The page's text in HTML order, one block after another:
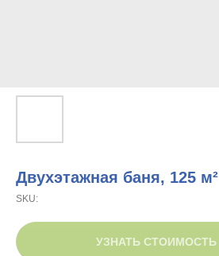
Двухэтажная баня, 125 м²
SKU:
УЗНАТЬ СТОИМОСТЬ